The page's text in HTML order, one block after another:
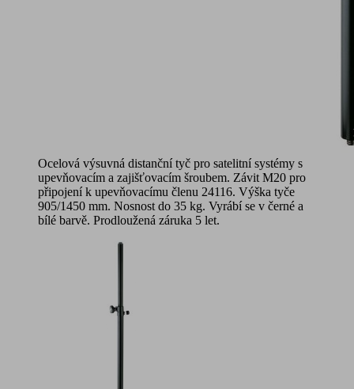
Ocelová výsuvná distanční tyč pro satelitní systémy s
upevňovacím a zajišťovacím šroubem. Závit M20 pro
připojení k upevňovacímu členu 24116. Výška tyče
905/1450 mm. Nosnost do 35 kg. Vyrábí se v černé a
bílé barvě. Prodloužená záruka 5 let.